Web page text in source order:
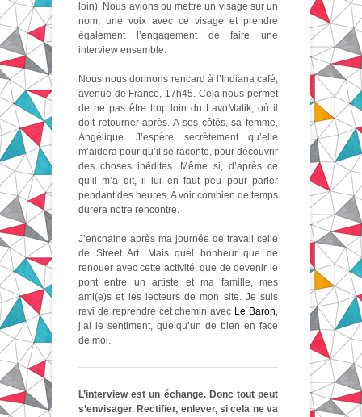
loin). Nous avions pu mettre un visage sur un
nom, une voix avec ce visage et prendre
également l’engagement de faire une
interview ensemble.
Nous nous donnons rencard à l’Indiana café,
avenue de France, 17h45. Cela nous permet
de ne pas être trop loin du LavoMatik, où il
doit retourner après. A ses côtés, sa femme,
Angélique. J’espère secrètement qu’elle
m’aidera pour qu’il se raconte, pour découvrir
des choses inédites. Même si, d’après ce
qu’il m’a dit, il lui en faut peu pour parler
pendant des heures. A voir combien de temps
durera notre rencontre.
J’enchaine après ma journée de travail celle
de Street Art. Mais quel bonheur que de
renouer avec cette activité, que de devenir le
pont entre un artiste et ma famille, mes
ami(e)s et les lecteurs de mon site. Je suis
ravi de reprendre cet chemin avec Le Baron,
j’ai le sentiment, quelqu’un de bien en face
de moi.
L’interview est un échange. Donc tout peut
s’envisager. Rectifier, enlever, si cela ne va